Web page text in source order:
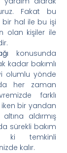
Fakat bu
bir hal ile bu işi
olan kişiler ile
konusunda
kadar bakımlı
olumlu yönde
her zaman
farklı
bir yandan
aldırmış
sürekli bakım
ki temkinli
kalır.